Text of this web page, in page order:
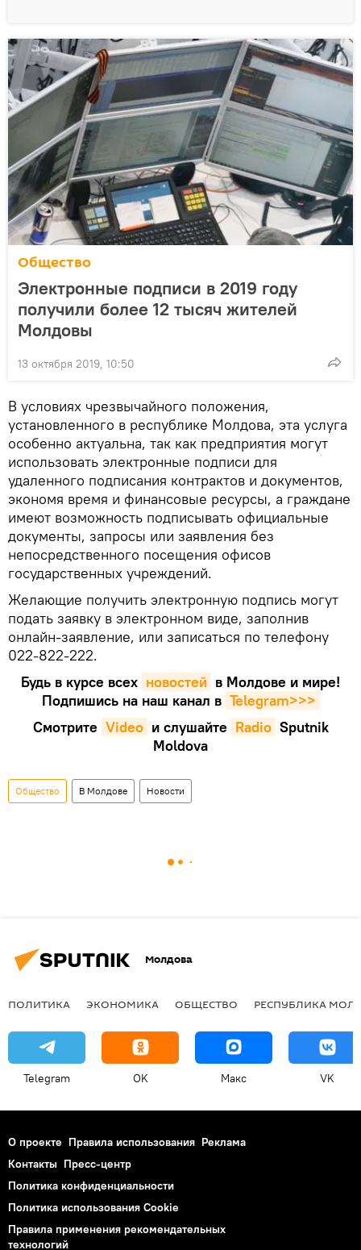
Общество
Электронные подписи в 2019 году
получили более 12 тысяч жителей
Молдовы
13 октября 2019, 10:50
В условиях чрезвычайного положения,
установленного в республике Молдова, эта услуга
особенно актуальна, так как предприятия могут
использовать электронные подписи для
удаленного подписания контрактов и документов,
экономя время и финансовые ресурсы, а граждане
имеют возможность подписывать официальные
документы, запросы или заявления без
непосредственного посещения офисов
государственных учреждений.
Желающие получить электронную подпись могут
подать заявку в электронном виде, заполнив
онлайн-заявление, или записаться по телефону
022-822-222.
Будь в курсе всех новостей в Молдове и мире!
Подпишись на наш канал в Telegram>>>
Смотрите Video и слушайте Radio Sputnik
Moldova
Общество В Молдове Новости
Молдова
ПОЛИТИКА ЭКОНОМИКА ОБЩЕСТВО РЕСПУБЛИКА
Telegram OK Макс VK
О проекте Правила использования Реклама
Контакты Пресс-центр
Политика конфиденциальности
Политика использования Cookie
Правила применения рекомендательных
технологий